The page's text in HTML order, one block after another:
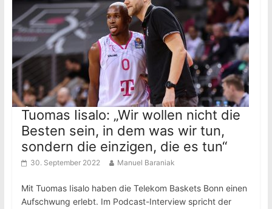
Tuomas Iisalo: „Wir wollen nicht die
Besten sein, in dem was wir tun,
sondern die einzigen, die es tun“
30. September 2022 Manuel Baraniak
Mit Tuomas Iisalo haben die Telekom Baskets Bonn einen
Aufschwung erlebt. Im Podcast-Interview spricht der